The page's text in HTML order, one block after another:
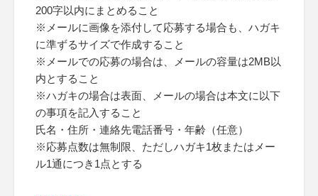
200字以内にまとめること
※メールに画像を添付して応募する場合も、ハガキ
に準ずるサイズで作成すること
※メールでの応募の場合は、メールの容量は2MB以
内とすること
※ハガキの場合は表面、メールの場合は本文に以下
の事項を記入すること
氏名・住所・連絡先電話番号・年齢（任意）
※応募点数は無制限、ただしハガキ1枚またはメー
ル1通につき1点とする